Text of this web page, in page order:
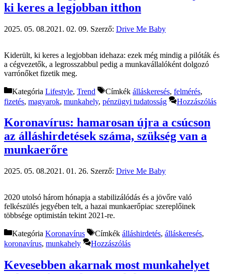
ki keres a legjobban itthon
2025. 05. 08.2021. 02. 09. Szerző: Drive Me Baby
Kiderült, ki keres a legjobban idehaza: ezek még mindig a pilóták és
a cégvezetők, a legrosszabbul pedig a munkavállalóként dolgozó
varrónőket fizetik meg.
Kategória Lifestyle, Trend Címkék álláskeresés, felmérés,
fizetés, magyarok, munkahely, pénzügyi tudatosság Hozzászólás
Koronavírus: hamarosan újra a csúcson
az álláshirdetések száma, szükség van a
munkaerőre
2025. 05. 08.2021. 01. 26. Szerző: Drive Me Baby
2020 utolsó három hónapja a stabilizálódás és a jövőre való
felkészülés jegyében telt, a hazai munkaerőpiac szereplőinek
többsége optimistán tekint 2021-re.
Kategória Koronavírus Címkék álláshirdetés, álláskeresés,
koronavírus, munkahely Hozzászólás
Kevesebben akarnak most munkahelyet